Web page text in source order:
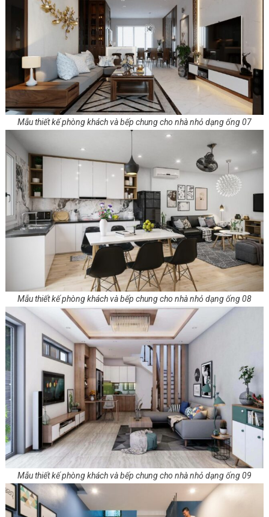
Mẫu thiết kế phòng khách và bếp chung cho nhà nhỏ dạng ống 07
Mẫu thiết kế phòng khách và bếp chung cho nhà nhỏ dạng ống 08
Mẫu thiết kế phòng khách và bếp chung cho nhà nhỏ dạng ống 09